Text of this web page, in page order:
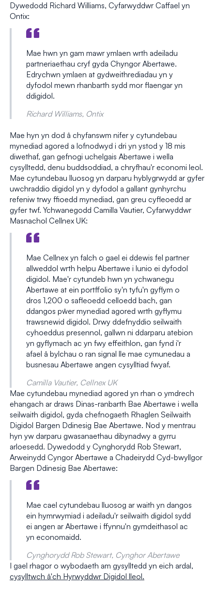
Dywedodd Richard Williams, Cyfarwyddwr Caffael yn
Ontix:
Mae hwn yn gam mawr ymlaen wrth adeiladu
partneriaethau cryf gyda Chyngor Abertawe.
Edrychwn ymlaen at gydweithrediadau yn y
dyfodol mewn rhanbarth sydd mor flaengar yn
ddigidol.
Richard Williams, Ontix
Mae hyn yn dod â chyfanswm nifer y cytundebau
mynediad agored a lofnodwyd i dri yn ystod y 18 mis
diwethaf, gan gefnogi uchelgais Abertawe i wella
cysylltedd, denu buddsoddiad, a chryfhau'r economi leol.
Mae cytundebau lluosog yn darparu hyblygrwydd ar gyfer
uwchraddio digidol yn y dyfodol a gallant gynhyrchu
refeniw trwy ffioedd mynediad, gan greu cyfleoedd ar
gyfer twf. Ychwanegodd Camilla Vautier, Cyfarwyddwr
Masnachol Cellnex UK:
Mae Cellnex yn falch o gael ei ddewis fel partner
allweddol wrth helpu Abertawe i lunio ei dyfodol
digidol. Mae'r cytundeb hwn yn ychwanegu
Abertawe at ein portffolio sy'n tyfu'n gyflym o
dros 1,200 o safleoedd celloedd bach, gan
ddangos pŵer mynediad agored wrth gyflymu
trawsnewid digidol. Drwy ddefnyddio seilwaith
cyhoeddus presennol, gallwn ni ddarparu atebion
yn gyflymach ac yn fwy effeithlon, gan fynd i'r
afael â bylchau o ran signal lle mae cymunedau a
busnesau Abertawe angen cysylltiad fwyaf.
Camilla Vautier, Cellnex UK
Mae cytundebau mynediad agored yn rhan o ymdrech
ehangach ar draws Dinas-ranbarth Bae Abertawe i wella
seilwaith digidol, gyda chefnogaeth Rhaglen Seilwaith
Digidol Bargen Ddinesig Bae Abertawe. Nod y mentrau
hyn yw darparu gwasanaethau dibynadwy a gyrru
arloesedd. Dywedodd y Cynghorydd Rob Stewart,
Arweinydd Cyngor Abertawe a Chadeirydd Cyd-bwyllgor
Bargen Ddinesig Bae Abertawe:
Mae cael cytundebau lluosog ar waith yn dangos
ein hymrwymiad i adeiladu'r seilwaith digidol sydd
ei angen ar Abertawe i ffynnu'n gymdeithasol ac
yn economaidd.
Cynghorydd Rob Stewart, Cynghor Abertawe
I gael rhagor o wybodaeth am gysylltedd yn eich ardal,
cysylltwch â'ch Hyrwyddwr Digidol lleol.